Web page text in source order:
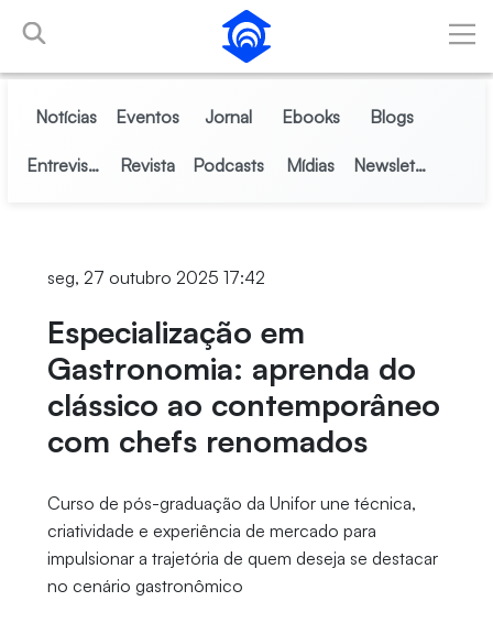
Skip to Main Content
Notícias Eventos Jornal Ebooks Blogs
Entrevistas Revista Podcasts Mídias Newsletter
seg, 27 outubro 2025 17:42
Especialização em
Gastronomia: aprenda do
clássico ao contemporâneo
com chefs renomados
Curso de pós-graduação da Unifor une técnica,
criatividade e experiência de mercado para
impulsionar a trajetória de quem deseja se destacar
no cenário gastronômico